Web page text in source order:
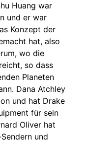
Huang war
und er war
Konzept der
hat, also
wo die
so dass
Planeten
Dana Atchley
und hat Drake
für sein
Oliver hat
und